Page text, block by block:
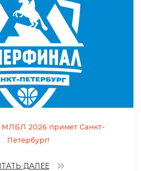
МЛБЛ 2026 примет Санкт-
Петербург!
ДАЛЕЕ